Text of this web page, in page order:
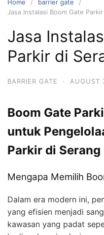
Home
barrier gate
Jasa Instalasi Boom Gate
Jasa
Parkir di
BARRIER GATE · AUGUST
Boom Gate
untuk
Parkir di Serang
Mengapa Memilih
Dalam era modern ini,
yang efisien menjadi
kawasan yang padat